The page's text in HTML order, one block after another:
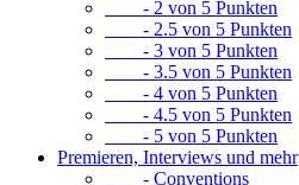
- 2 von 5 Punkten
- 2.5 von 5 Punkten
- 3 von 5 Punkten
- 3.5 von 5 Punkten
- 4 von 5 Punkten
- 4.5 von 5 Punkten
- 5 von 5 Punkten
Premieren, Interviews und mehr
- Conventions